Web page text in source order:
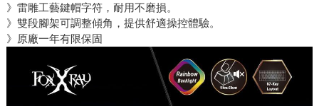
》雷雕工藝鍵帽字符，耐用不磨損。
》雙段腳架可調整傾角，提供舒適操控體驗。
》原廠一年有限保固